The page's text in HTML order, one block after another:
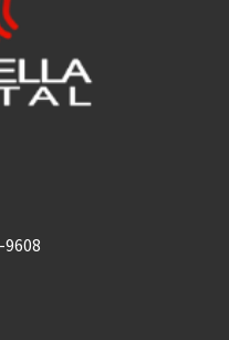
9608